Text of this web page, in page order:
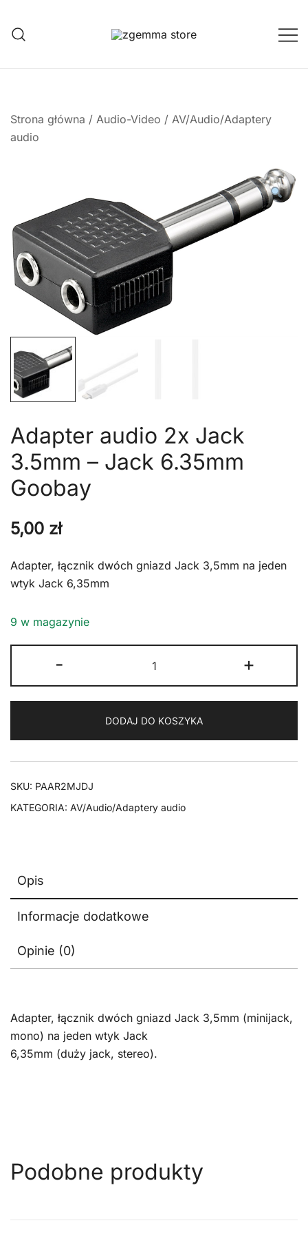
treści
Strona główna / Audio-Video / AV/Audio/Adaptery
audio
Adapter audio 2x Jack
3.5mm – Jack 6.35mm
Goobay
5,00 zł
Adapter, łącznik dwóch gniazd Jack 3,5mm na jeden
wtyk Jack 6,35mm
9 w magazynie
-
Adapter
audio
Jack
3.5mm
-
Goobay
+
DODAJ DO KOSZYKA
SKU: PAAR2MJDJ
KATEGORIA: AV/Audio/Adaptery audio
Opis
Informacje dodatkowe
Opinie (0)
Adapter, łącznik dwóch gniazd Jack 3,5mm (minijack,
mono) na jeden wtyk Jack
6,35mm (duży jack, stereo).
Podobne produkty